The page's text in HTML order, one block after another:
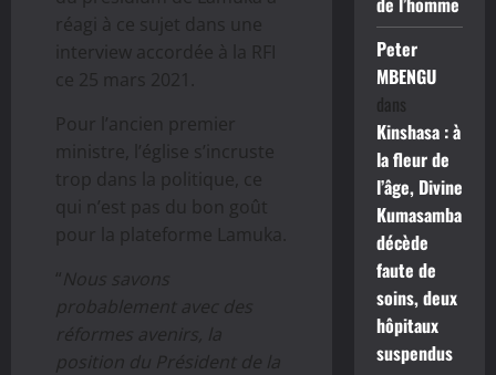
réagi à ce sujet dans une
interview accordée à la RFI
ce 25 mars 2021.
Pour l’ancien premier
ministre, l’église s’incruste
trop dans la politique, ce
qui n’est pas du bon goût
pour la plateforme Lamuka.
“Nous savons
probablement avec des
réformes avenirs, la
position du Président de la
Peter
MBENGU
dans
Kinshasa : à
la fleur de
l’âge, Divine
Kumasamba
décède
faute de
soins, deux
hôpitaux
suspendus